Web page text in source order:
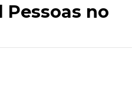
Pessoas no